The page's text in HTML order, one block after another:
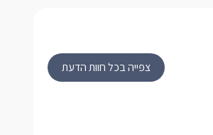
צפייה בכל חוות הדעת